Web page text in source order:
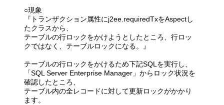
○現象
『トランザクション属性にj2ee.requiredTxをAspectし
たクラスから、
テーブルの行ロックをかけようとしたところ、行ロッ
クではなく、テーブルロックになる。』
テーブルの行ロックをかけるため下記SQLを実行し、
「SQL Server Enterprise Manager」からロック状況を
確認したところ、
テーブル内の全レコードに対して更新ロックがかかり
ます。